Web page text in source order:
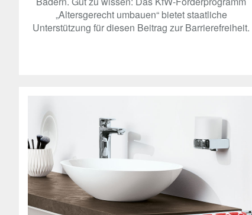
„Altersgerecht umbauen“ bietet staatliche
Unterstützung für diesen Beitrag zur Barrierefreiheit.